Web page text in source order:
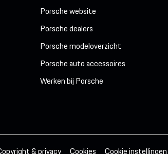
Porsche website
Porsche dealers
Porsche modeloverzicht
Porsche auto accessoires
Werken bij Porsche
& privacy Cookies Cookie instellingen